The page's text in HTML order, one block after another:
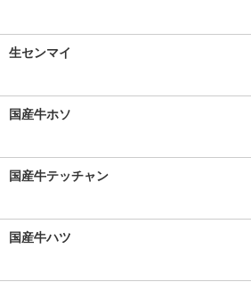
生センマイ
国産牛ホソ
国産牛テッチャン
国産牛ハツ